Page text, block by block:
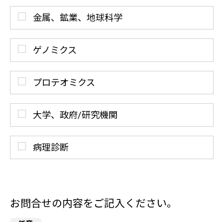
金属、鉱業、地球科学
ゲノミクス
プロテオミクス
大学、政府/研究機関
病理診断
お問合せの内容をご記入ください。